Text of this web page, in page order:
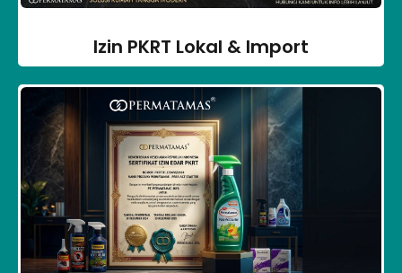
Izin PKRT Lokal & Import